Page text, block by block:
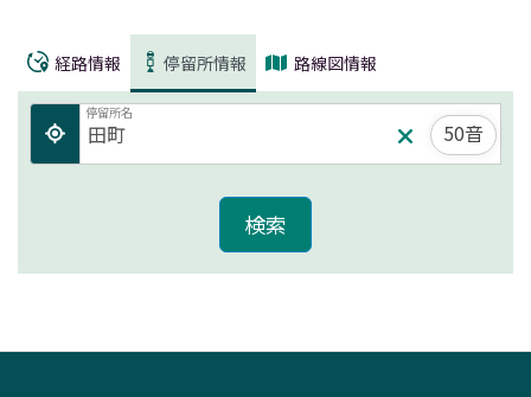
経路情報 停留所情報 路線図情報
停留所名
50音